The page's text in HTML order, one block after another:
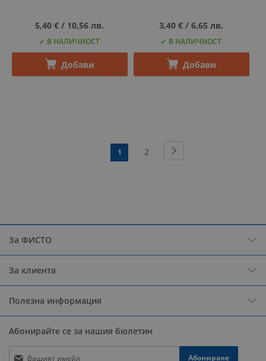
5,40 € ‎/‎ 10,56 лв.
В НАЛИЧНОСТ
Добави
3,40 € ‎/‎ 6,65 лв.
В НАЛИЧНОСТ
Добави
Страница
В1 Страница
2
За ФИСТО
За клиента
Полезна информация
Абонирайте се за нашия бюлетин
Абониране